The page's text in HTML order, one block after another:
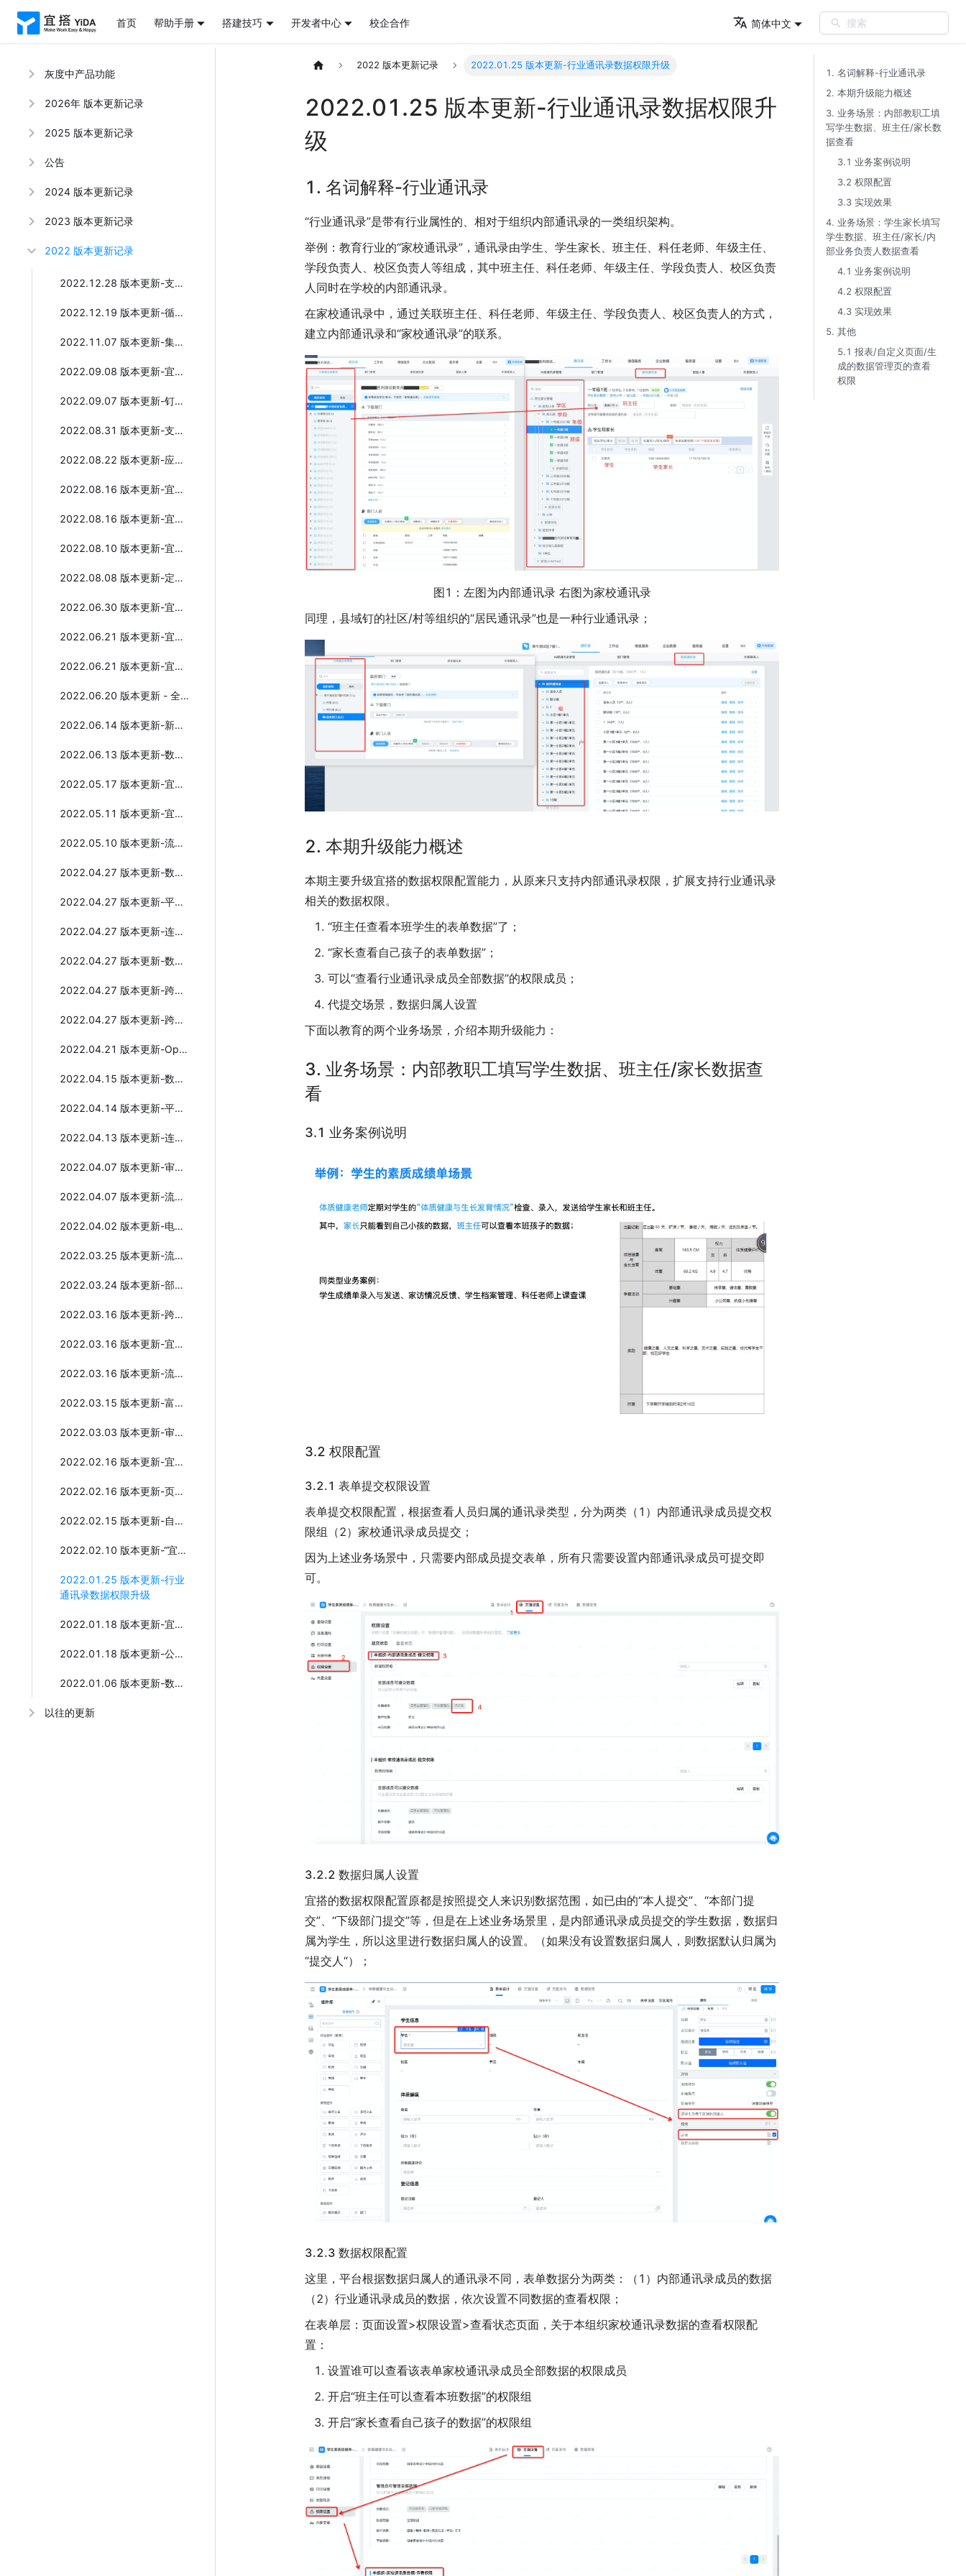
首页 帮助手册 搭建技巧 开发者中心 校企合作 简体中文 搜索
灰度中产品功能
2026年 版本更新记录
2025 版本更新记录
公告
2024 版本更新记录
2023 版本更新记录
2022 版本更新记录
2022.12.28 版本更新-支持发布宜搭应用到钉钉上下游
2022.12.19 版本更新-循环容器和关联查询组件全新上线
2022.11.07 版本更新-集成自动化能力增强
2022.09.08 版本更新-宜搭支持增值购买数据大屏
2022.09.07 版本更新-钉钉酷应用工厂全新发布
2022.08.31 版本更新-支持钉钉官方应用数据互联
2022.08.22 版本更新-应用菜单支持图标自定义
2022.08.16 版本更新-宜搭酷看板（数据服务+酷数据卡片）
2022.08.16 版本更新-宜搭卡片设计器全新升级
2022.08.10 版本更新-宜搭页面链接默认转卡片
2022.08.08 版本更新-定时触发支持选择表单内日期字段
2022.06.30 版本更新-宜搭二级域名的升级公告
2022.06.21 版本更新-宜搭产品6月更新概览
2022.06.21 版本更新-宜搭应用具备酷应用能力 重磅来袭
2022.06.20 版本更新 - 全新宜搭数据工厂
2022.06.14 版本更新-新增钉钉OA审批连接器
2022.06.13 版本更新-数据节点支持跨应用
2022.05.17 版本更新-宜搭产品5月更新概览
2022.05.11 版本更新-宜搭AI组件
2022.05.10 版本更新-流程专题更新
2022.04.27 版本更新-数据权限计算逻辑支持“属于”“或”
2022.04.27 版本更新-平台管理权限升级
2022.04.27 版本更新-连接器工厂全新升级
2022.04.27 版本更新-数据管理页能力增强
2022.04.27 版本更新-跨应用读写表单数据
2022.04.27 版本更新-跨应用表单数据查询 全新发布
2022.04.21 版本更新-OpenAPI 全新升级
2022.04.15 版本更新-数据报表能力增强
2022.04.14 版本更新-平台体验优化
2022.04.13 版本更新-连接器配置面板优化
2022.04.07 版本更新-审批支持跳转下一条
2022.04.07 版本更新-流程版本管理功能
2022.04.02 版本更新-电子签章插件 全新发布
2022.03.25 版本更新-流程提交预览功能
2022.03.24 版本更新-部门自动授权管理
2022.03.16 版本更新-跨组织数据权限升级
2022.03.16 版本更新-宜搭平台管理体验升级
2022.03.16 版本更新-流程超时处理规则全新升级
2022.03.15 版本更新-富文本/图文组件全新升级
2022.03.03 版本更新-审批流程分析（BPA）
2022.02.16 版本更新-宜搭搜索能力升级
2022.02.16 版本更新-页面快捷消息
2022.02.15 版本更新-自定义组件发布
2022.02.10 版本更新-“宜搭码”全新发布
2022.01.25 版本更新-行业
通讯录数据权限升级
2022.01.18 版本更新-宜搭酷应用工厂全新发布
2022.01.18 版本更新-公式体验全新升级
2022.01.06 版本更新-数据源能力提升
以往的更新
2022 版本更新记录 2022.01.25 版本更新-行业通讯录数据权限升级
2022.01.25 版本更新-行业通讯录数据权限升
级
1. 名词解释-行业通讯录
“行业通讯录”是带有行业属性的、相对于组织内部通讯录的一类组织架构。
举例：教育行业的“家校通讯录”，通讯录由学生、学生家长、班主任、科任老师、年级主任、
学段负责人、校区负责人等组成，其中班主任、科任老师、年级主任、学段负责人、校区负责
人同时在学校的内部通讯录。
在家校通讯录中，通过关联班主任、科任老师、年级主任、学段负责人、校区负责人的方式，
建立内部通讯录和“家校通讯录”的联系。
图1：左图为内部通讯录 右图为家校通讯录
同理，县域钉的社区/村等组织的“居民通讯录”也是一种行业通讯录；
2. 本期升级能力概述
本期主要升级宜搭的数据权限配置能力，从原来只支持内部通讯录权限，扩展支持行业通讯录
相关的数据权限。
“班主任查看本班学生的表单数据”了；
“家长查看自己孩子的表单数据”；
可以“查看行业通讯录成员全部数据”的权限成员；
代提交场景，数据归属人设置
下面以教育的两个业务场景，介绍本期升级能力：
3. 业务场景：内部教职工填写学生数据、班主任/家长数据查
看
3.1 业务案例说明
3.2 权限配置
3.2.1 表单提交权限设置
表单提交权限配置，根据查看人员归属的通讯录类型，分为两类（1）内部通讯录成员提交权
限组（2）家校通讯录成员提交；
因为上述业务场景中，只需要内部成员提交表单，所有只需要设置内部通讯录成员可提交即
可。
3.2.2 数据归属人设置
宜搭的数据权限配置原都是按照提交人来识别数据范围，如已由的“本人提交”、“本部门提
交”、“下级部门提交”等，但是在上述业务场景里，是内部通讯录成员提交的学生数据，数据归
属为学生，所以这里进行数据归属人的设置。（如果没有设置数据归属人，则数据默认归属为
“提交人“）；
3.2.3 数据权限配置
这里，平台根据数据归属人的通讯录不同，表单数据分为两类：（1）内部通讯录成员的数据
（2）行业通讯录成员的数据，依次设置不同数据的查看权限；
在表单层：页面设置>权限设置>查看状态页面，关于本组织家校通讯录数据的查看权限配
置：
设置谁可以查看该表单家校通讯录成员全部数据的权限成员
开启“班主任可以查看本班数据”的权限组
开启“家长查看自己孩子的数据”的权限组
1. 名词解释-行业通讯录​
2. 本期升级能力概述​
3. 业务场景：内部教职工填
写学生数据、班主任/家长数
据查看​
3.1 业务案例说明​
3.2 权限配置​
3.3 实现效果​
4. 业务场景：学生家长填写
学生数据、班主任/家长/内
部业务负责人数据查看​
4.1 业务案例说明​
4.2 权限配置​
4.3 实现效果​
5. 其他​
5.1 报表/自定义页面/生
成的数据管理页的查看
权限​